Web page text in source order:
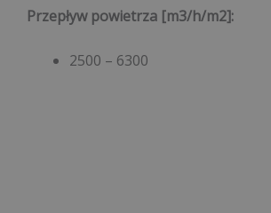
Przepływ powietrza [m3/h/m2]:
2500 – 6300